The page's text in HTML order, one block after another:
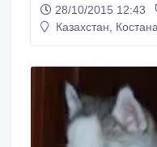
девочки!цена
не на что-либо Не
28/10/2015 12:43
Казахстан,